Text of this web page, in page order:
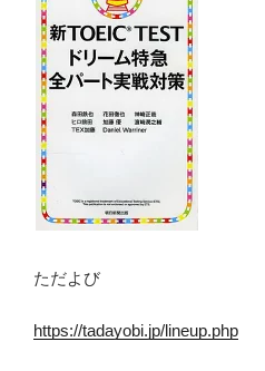
ただよび
https://tadayobi.jp/lineup.php